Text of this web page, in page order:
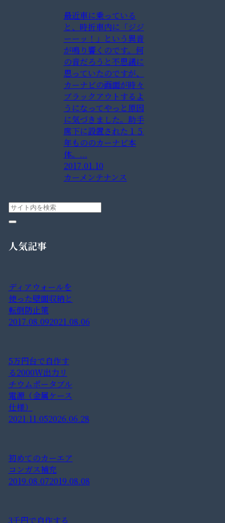
最近車に乗っている
と、時折車内に「ジジ
ーーッ！」という異音
が鳴り響くのです。何
の音だろうと不思議に
思っていたのですが、
カーナビの画面が時々
ブラックアウトするよ
うになってやっと原因
に気づきました。助手
席下に設置された１５
年もののカーナビ本
体。...
2017.01.10
カーメンテナンス
人気記事
ディアウォールを
使った壁面収納と
転倒防止策
2017.08.092021.08.06
5万円台で自作す
る2000W出力リ
チウムポータブル
電源（金属ケース
仕様）
2021.11.052026.06.28
初めてのカーエア
コンガス補充
2019.08.072019.08.08
3千円で自作する